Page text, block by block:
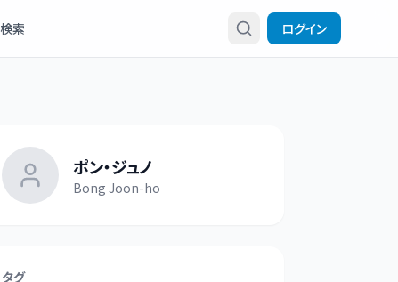
検索 ログイン
ポン・ジュノ
Bong Joon-ho
タグ